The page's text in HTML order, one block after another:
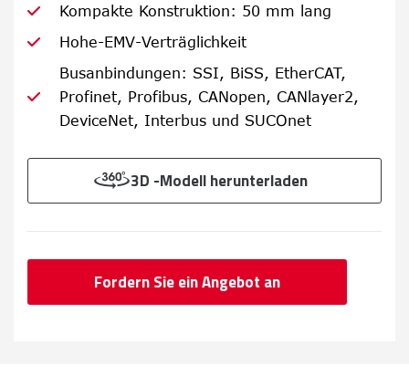
Kompakte Konstruktion: 50 mm lang
Hohe-EMV-Verträglichkeit
Busanbindungen: SSI, BiSS, EtherCAT,
Profinet, Profibus, CANopen, CANlayer2,
DeviceNet, Interbus und SUCOnet
3D -Modell herunterladen
Fordern Sie ein Angebot an